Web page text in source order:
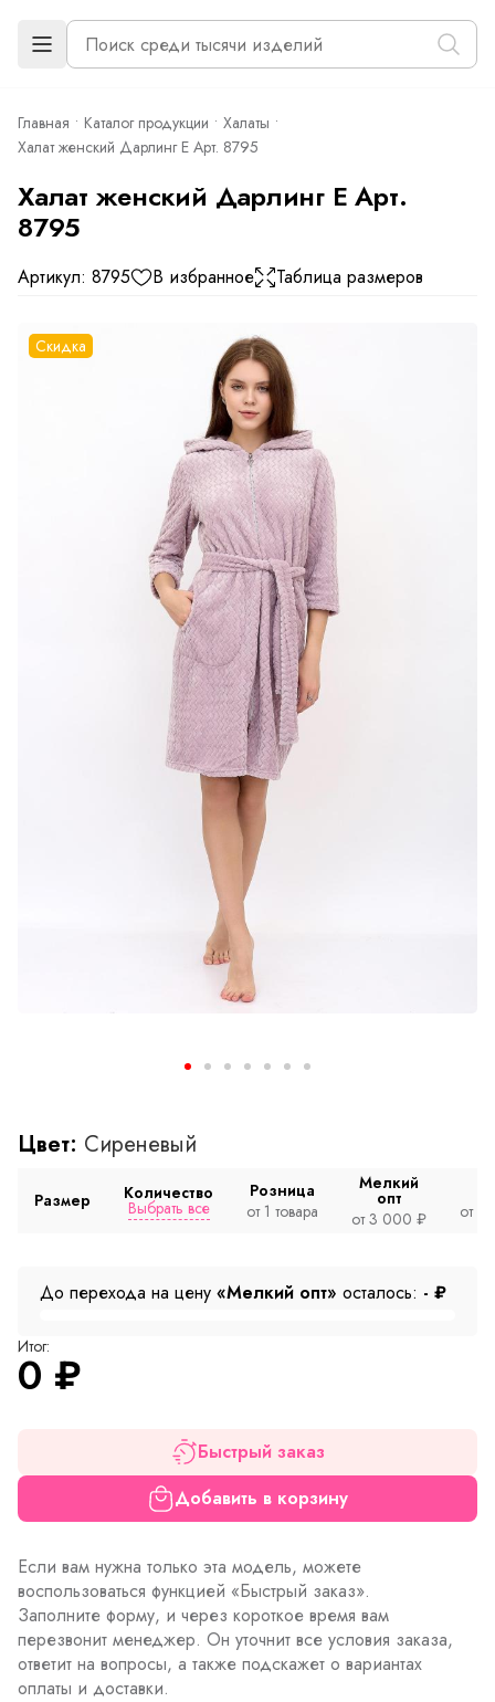
Главная Каталог продукции
Халаты
Халат женский Дарлинг Е Арт. 8795
Халат женский Дарлинг Е Арт.
8795
Артикул: 8795 В избранное Таблица размеров
Скидка
Цвет: Сиреневый
Размер Количество
Выбрать все
Розница
от 1 товара
Мелкий
опт
от 3 000 ₽
от
До перехода на цену «Мелкий опт» осталось: - ₽
Итог:
0 ₽
Быстрый заказ
Добавить в корзину
Если вам нужна только эта модель, можете
воспользоваться функцией «Быстрый заказ».
Заполните форму, и через короткое время вам
перезвонит менеджер. Он уточнит все условия заказа,
ответит на вопросы, а также подскажет о вариантах
оплаты и доставки.